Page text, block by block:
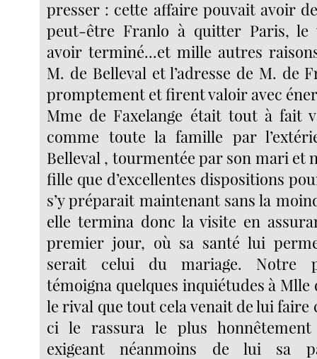
presser : cette affaire pouvait avoir
peut-être Franlo à quitter Paris, le
avoir terminé...et mille autres
M. de Belleval et l’adresse de M. de
promptement et firent valoir avec
Mme de Faxelange était tout à fait
comme toute la famille par
Belleval , tourmentée par son mari et
fille que d’excellentes dispositions
s’y préparait maintenant sans la
elle termina donc la visite en
premier jour, où sa santé lui
serait celui du mariage. Notre
témoigna quelques inquiétudes à Mlle
le rival que tout cela venait de lui
ci le rassura le plus
exigeant néanmoins de lui sa